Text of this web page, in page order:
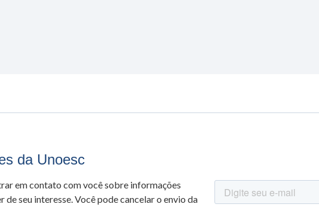
da Unoesc
em contato com você sobre informações
de seu interesse. Você pode cancelar o envio da